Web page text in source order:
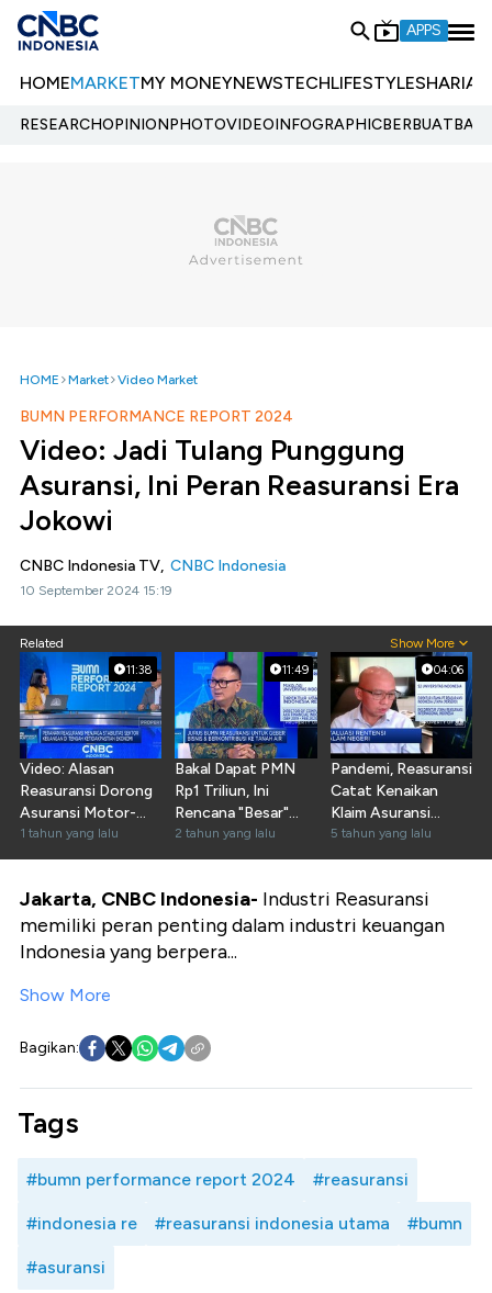
APPS
HOMEMARKETMY MONEYNEWSTECHLIFESTYLESHARIA
RESEARCHOPINIONPHOTOVIDEOINFOGRAPHIC
HOME Market Video Market
BUMN PERFORMANCE REPORT 2024
Video: Jadi Tulang Punggung
Asuransi, Ini Peran Reasuransi Era
Jokowi
CNBC Indonesia TV, CNBC Indonesia
10 September 2024 15:19
Related Show More
11:38
Video: Alasan
Reasuransi Dorong
Asuransi Motor-
Mobil Hingga
Bencana
1 tahun yang lalu
11:49
Bakal Dapat PMN
Rp1 Triliun, Ini
Rencana "Besar"
Indonesia Re
2 tahun yang lalu
04:06
Pandemi, Reasuransi
Catat Kenaikan
Klaim Asuransi
Kesehatan
5 tahun yang lalu
Jakarta, CNBC Indonesia- Industri Reasuransi
memiliki peran penting dalam industri keuangan
Indonesia yang berpera...
Show More
Bagikan:
Tags
#bumn performance report 2024 #reasuransi
#indonesia re #reasuransi indonesia utama #bumn
#asuransi